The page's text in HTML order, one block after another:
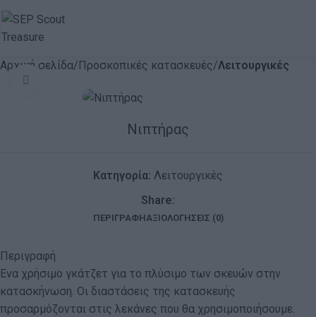
Αρχική σελίδα Προσκοπικές κατασκευές Λειτουργικές
Νιπτήρας
Κατηγορία: Λειτουργικές
Share:
ΠΕΡΙΓΡΑΦΉΑΞΙΟΛΟΓΉΣΕΙΣ (0)
Περιγραφή
Ένα χρήσιμο γκάτζετ για το πλύσιμο των σκευών στην
κατασκήνωση. Οι διαστάσεις της κατασκευής
προσαρμόζονται στις λεκάνες που θα χρησιμοποιήσουμε.